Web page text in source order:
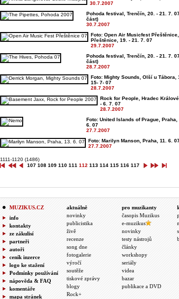
30.7.2007
Pohoda festival, Trenčín, 20. - 21. 7. 07
část)
30.7.2007
Foto: Open Air Musicfest Přeštěnice,
Přeštěnice, 19. - 21. 7. 07
29.7.2007
Pohoda festival, Trenčín, 20. - 21. 7. 07
část)
28.7.2007
Foto: Mighty Sounds, Olší u Tábora,
15- 7- 07
28.7.2007
Rock for People, Hradec
- 6. 7. 07
28.7.2007
Foto: United Islands of Prague, Praha,
6. 07
27.7.2007
Foto: Marilyn Manson, Praha, 11. 6.
27.7.2007
1111-1120 (1486)
107 108 109 110 111 112 113 114 115 116 117
MUZIKUS.CZ
info
kontakty
ze zákulisí
partneři
autoři
ceník inzerce
logo ke stažení
Podmínky používání
nápověda & FAQ
komentáře
mapa stránek
aktuálně
novinky
publicistika
živě
recenze
song dne
fotogalerie
výročí
soutěže
tiskové zprávy
blogy
Rock+
pro muzikanty
časopis Muzikus
e-muzikus
novinky
testy nástrojů
články
workshopy
seriály
videa
bazar
publikace a DVD